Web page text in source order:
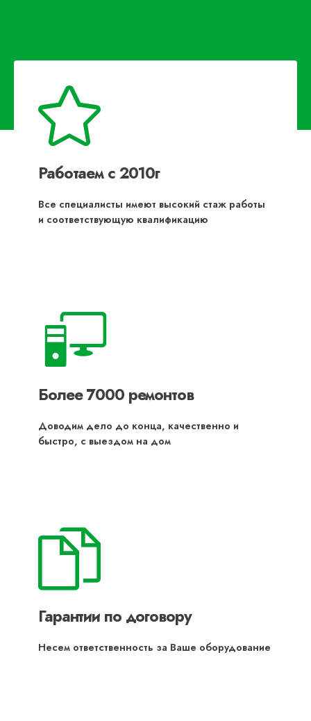
Работаем с 2010г
Все специалисты имеют высокий стаж работы
и соответствующую квалификацию
Более 7000 ремонтов
Доводим дело до конца, качественно и
быстро, с выездом на дом
Гарантии по договору
Несем ответственность за Ваше оборудование